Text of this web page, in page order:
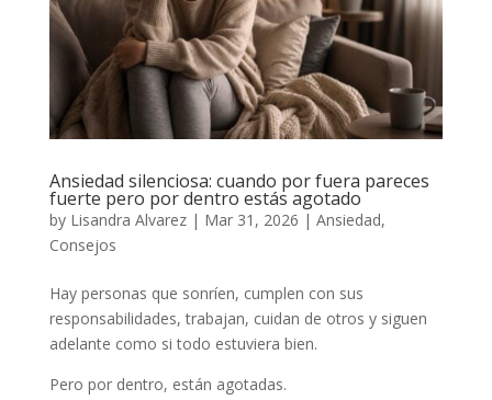
Ansiedad silenciosa: cuando por fuera pareces
fuerte pero por dentro estás agotado
by Lisandra Alvarez| Mar 31, 2026 | Ansiedad,
Consejos
Hay personas que sonríen, cumplen con sus
responsabilidades, trabajan, cuidan de otros y siguen
adelante como si todo estuviera bien.
Pero por dentro, están agotadas.